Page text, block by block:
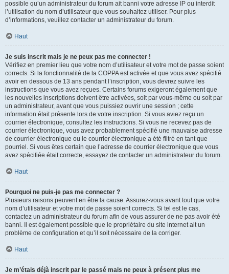
possible qu’un administrateur du forum ait banni votre adresse IP ou interdit
l’utilisation du nom d’utilisateur que vous souhaitez utiliser. Pour plus
d’informations, veuillez contacter un administrateur du forum.
Haut
Je suis inscrit mais je ne peux pas me connecter !
Vérifiez en premier lieu que votre nom d’utilisateur et votre mot de passe soient
corrects. Si la fonctionnalité de la COPPA est activée et que vous avez spécifié
avoir en dessous de 13 ans pendant l’inscription, vous devrez suivre les
instructions que vous avez reçues. Certains forums exigeront également que
les nouvelles inscriptions doivent être activées, soit par vous-même ou soit par
un administrateur, avant que vous puissiez ouvrir une session ; cette
information était présente lors de votre inscription. Si vous aviez reçu un
courrier électronique, consultez les instructions. Si vous ne recevez pas de
courrier électronique, vous avez probablement spécifié une mauvaise adresse
de courrier électronique ou le courrier électronique a été filtré en tant que
pourriel. Si vous êtes certain que l’adresse de courrier électronique que vous
avez spécifiée était correcte, essayez de contacter un administrateur du forum.
Haut
Pourquoi ne puis-je pas me connecter ?
Plusieurs raisons peuvent en être la cause. Assurez-vous avant tout que votre
nom d’utilisateur et votre mot de passe soient corrects. Si tel est le cas,
contactez un administrateur du forum afin de vous assurer de ne pas avoir été
banni. Il est également possible que le propriétaire du site internet ait un
problème de configuration et qu’il soit nécessaire de la corriger.
Haut
Je m’étais déjà inscrit par le passé mais ne peux à présent plus me